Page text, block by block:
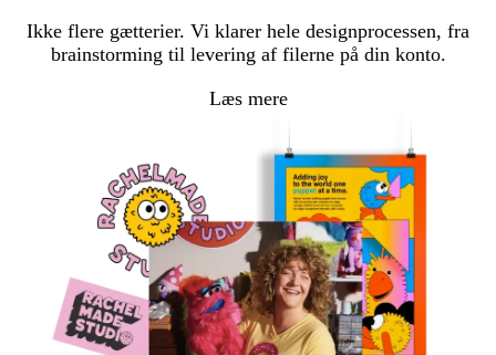
Ikke flere gætterier. Vi klarer hele designprocessen, fra
brainstorming til levering af filerne på din konto.
Læs mere